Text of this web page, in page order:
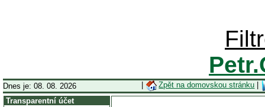
Dnes je: 08. 08. 2026 Zpět na domovskou stránku
Transparentní účet